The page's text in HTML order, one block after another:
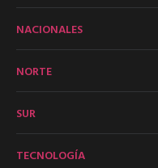
NACIONALES
NORTE
SUR
TECNOLOGÍA